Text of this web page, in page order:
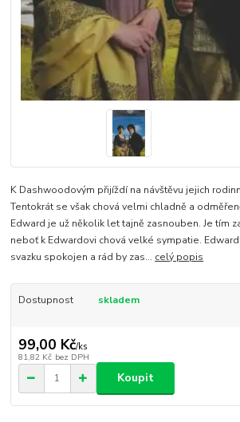
K Dashwoodovým přijíždí na návštěvu jejich
Tentokrát se však chová velmi chladně a
Edward je už několik let tajně zasnouben. Je tím
neboť k Edwardovi chová velké sympatie.
svazku spokojen a rád by zas... celý popis
Dostupnost skladem
99,00 Kč/ks
81,82 Kč bez DPH
Koupit